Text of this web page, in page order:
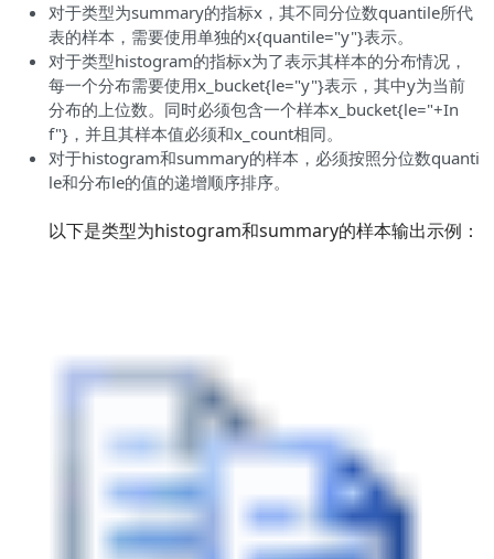
对于类型为summary的指标x，其不同分位数quantile所代
表的样本，需要使用单独的x{quantile="y"}表示。
对于类型histogram的指标x为了表示其样本的分布情况，
每一个分布需要使用x_bucket{le="y"}表示，其中y为当前
分布的上位数。同时必须包含一个样本x_bucket{le="+In
f"}，并且其样本值必须和x_count相同。
对于histogram和summary的样本，必须按照分位数quanti
le和分布le的值的递增顺序排序。
以下是类型为histogram和summary的样本输出示例：